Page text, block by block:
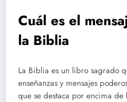
Cuál es el
la Biblia
La Biblia es un libro sagrado
enseñanzas y mensajes
que se destaca por encima